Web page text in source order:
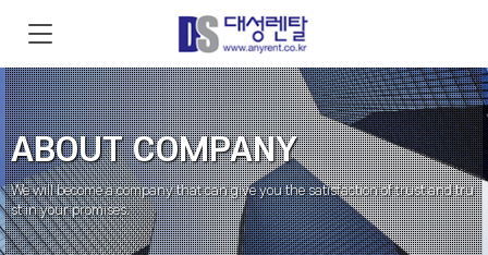
ABOUT COMPANY
We will become a company that can give you the satisfaction of trust and tru
st in your promises.